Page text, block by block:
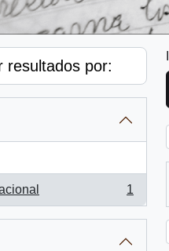
resultados por:
1